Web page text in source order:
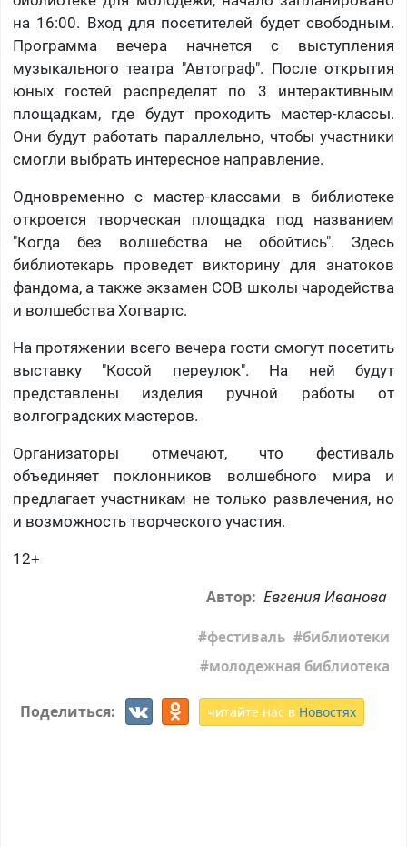
на 16:00. Вход для посетителей будет свободным.
Программа вечера начнется с выступления
музыкального театра "Автограф". После открытия
юных гостей распределят по 3 интерактивным
площадкам, где будут проходить мастер-классы.
Они будут работать параллельно, чтобы участники
смогли выбрать интересное направление.
Одновременно с мастер-классами в библиотеке
откроется творческая площадка под названием
"Когда без волшебства не обойтись". Здесь
библиотекарь проведет викторину для знатоков
фандома, а также экзамен СОВ школы чародейства
и волшебства Хогвартс.
На протяжении всего вечера гости смогут посетить
выставку "Косой переулок". На ней будут
представлены изделия ручной работы от
волгоградских мастеров.
Организаторы отмечают, что фестиваль
объединяет поклонников волшебного мира и
предлагает участникам не только развлечения, но
и возможность творческого участия.
12+
Автор: Евгения Иванова
фестиваль
библиотеки
молодежная библиотека
Поделиться: читайте нас в Новостях